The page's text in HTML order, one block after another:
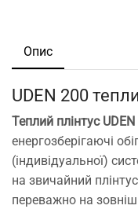
Опис
UDEN 200
Теплий плінтус
енергозберігаючі
(індивідуальної)
на звичайний
переважно на